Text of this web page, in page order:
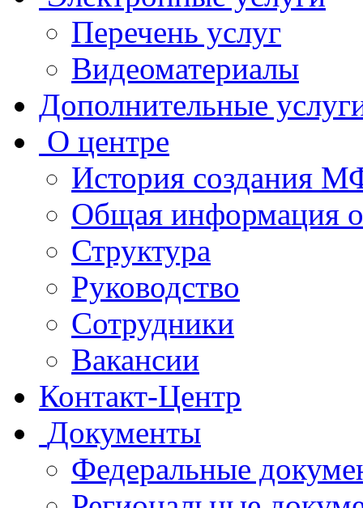
Перечень услуг
Видеоматериалы
Дополнительные
О центре
История создания
Общая
Структура
Руководство
Сотрудники
Вакансии
Контакт-Центр
Документы
Федеральные